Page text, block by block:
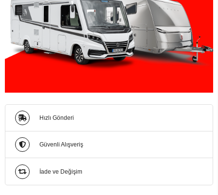
Hızlı Gönderi
Güvenli Alışveriş
İade ve Değişim